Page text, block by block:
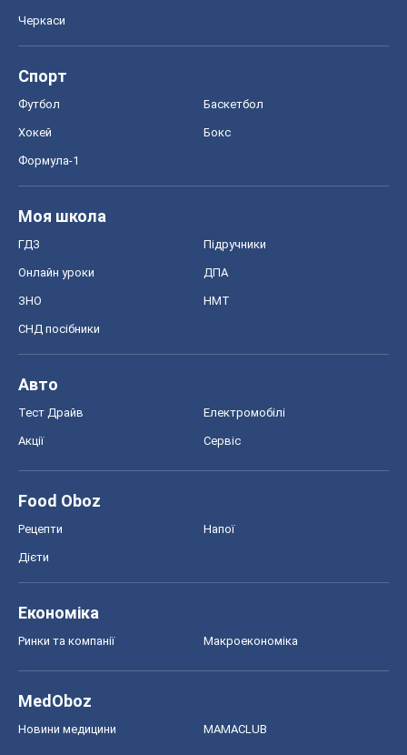
Черкаси
Спорт
Футбол Баскетбол
Хокей Бокс
Формула-1
Моя школа
ГДЗ Підручники
Онлайн уроки ДПА
ЗНО НМТ
СНД посібники
Авто
Тест Драйв Електромобілі
Акції Сервіс
Food Oboz
Рецепти Напої
Дієти
Економіка
Ринки та компанії Макроекономіка
MedOboz
Новини медицини MAMACLUB